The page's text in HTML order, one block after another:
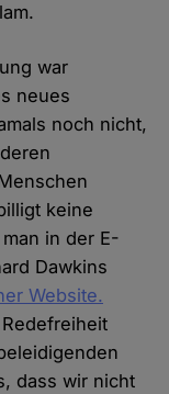
war
neues
noch nicht,
keine
in der E-
Dawkins
Website.
dass wir nicht